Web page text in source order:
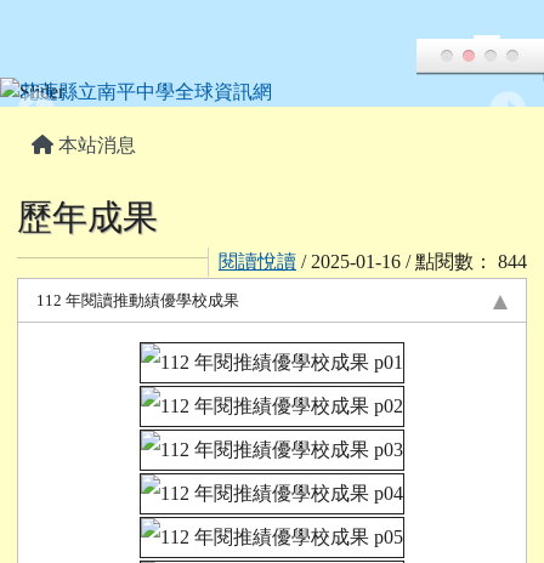
本站消息
歷年成果
閱讀悅讀 / 2025-01-16 / 點閱數： 844
112 年閱讀推動績優學校成果